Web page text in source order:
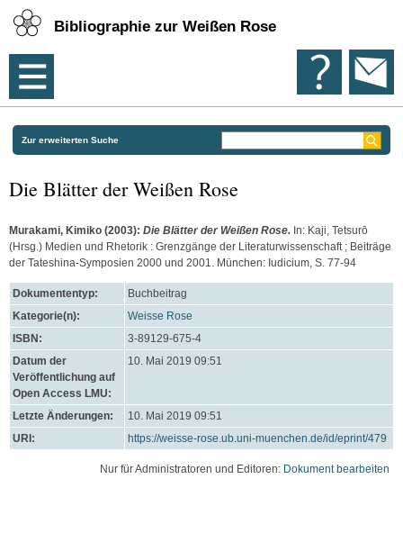
Bibliographie zur Weißen Rose
Zur erweiterten Suche
Die Blätter der Weißen Rose
Murakami, Kimiko (2003): Die Blätter der Weißen Rose. In: Kaji, Tetsurō
(Hrsg.) Medien und Rhetorik : Grenzgänge der Literaturwissenschaft ; Beiträge
der Tateshina-Symposien 2000 und 2001. München: Iudicium, S. 77-94
Dokumententyp:
Buchbeitrag
Kategorie(n):
Weisse Rose
ISBN:
3-89129-675-4
Datum der
Veröffentlichung auf
Open Access LMU:
10. Mai 2019 09:51
Letzte Änderungen:
10. Mai 2019 09:51
URI:
https://weisse-rose.ub.uni-muenchen.de/id/eprint/479
Nur für Administratoren und Editoren: Dokument bearbeiten